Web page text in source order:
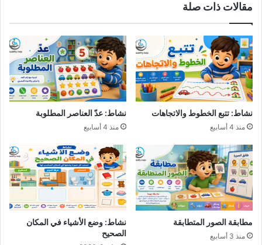
مقالات ذات صلة
نشاط: تتبع الخطوط والاتجاهات
منذ 4 أسابيع
نشاط: عدّ العناصر المطلوبة
منذ 4 أسابيع
مطابقة الصور المتطابقة
منذ 3 أسابيع
نشاط: وضع الأشياء في المكان
الصحيح